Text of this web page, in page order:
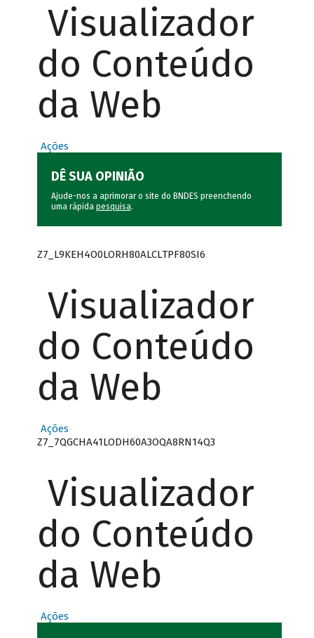
Visualizador
do Conteúdo
da Web
Ações
DÊ SUA OPINIÃO
Ajude-nos a aprimorar o site do BNDES preenchendo
uma rápida pesquisa.
Z7_L9KEH4O0LORH80ALCLTPF80SI6
Visualizador
do Conteúdo
da Web
Ações
Z7_7QGCHA41LODH60A3OQA8RN14Q3
Visualizador
do Conteúdo
da Web
Ações